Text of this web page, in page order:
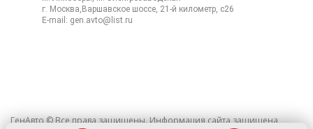
г. Москва,Варшавское шоссе, 21-й километр, с26
E-mail: gen.avto@list.ru
ГенАвто © Все права защищены. Информация сайта защищена